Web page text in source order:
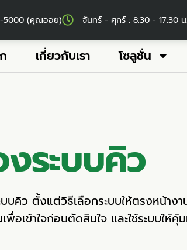
5000 (คุณออย) จันทร์ - ศุกร์ : 8:30 - 17:30 น.
เกี่ยวกับเรา โซลูชั่น
งระบบคิว
บคิว ตั้งแต่วิธีเลือกระบบให้ตรงหน้าง
เข้าใจก่อนตัดสินใจ และใช้ระบบให้คุ้